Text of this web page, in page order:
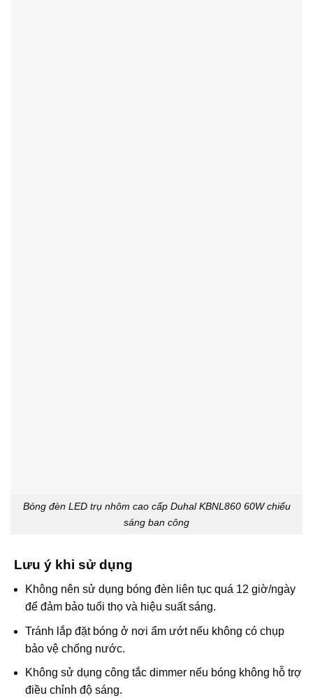
Bóng đèn LED trụ nhôm cao cấp Duhal KBNL860 60W chiếu
sáng ban công
Lưu ý khi sử dụng
Không nên sử dụng bóng đèn liên tục quá 12 giờ/ngày
để đảm bảo tuổi thọ và hiệu suất sáng.
Tránh lắp đặt bóng ở nơi ẩm ướt nếu không có chụp
bảo vệ chống nước.
Không sử dụng công tắc dimmer nếu bóng không hỗ trợ
điều chỉnh độ sáng.